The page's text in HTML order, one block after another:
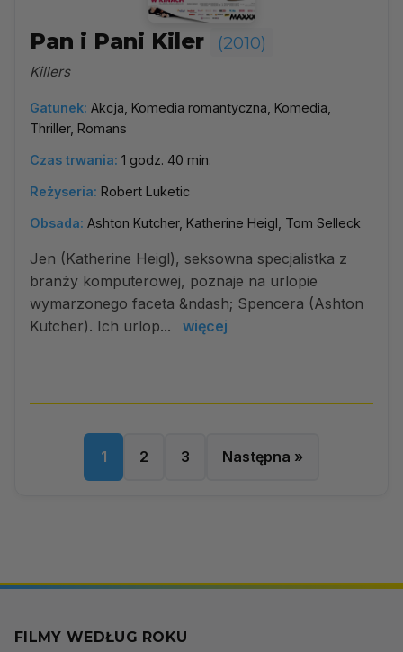
Pan i Pani Kiler (2010)
Killers
Gatunek: Akcja, Komedia romantyczna, Komedia,
Thriller, Romans
Czas trwania: 1 godz. 40 min.
Reżyseria: Robert Luketic
Obsada: Ashton Kutcher, Katherine Heigl, Tom Selleck
Jen (Katherine Heigl), seksowna specjalistka z
branży komputerowej, poznaje na urlopie
wymarzonego faceta &ndash; Spencera (Ashton
Kutcher). Ich urlop...
więcej
1 2 3 Następna »
FILMY WEDŁUG ROKU